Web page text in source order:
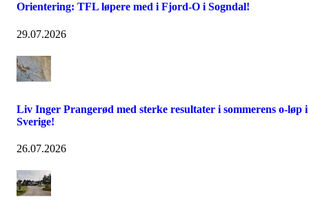
Orientering: TFL løpere med i Fjord-O i Sogndal!
29.07.2026
Liv Inger Prangerød med sterke resultater i sommerens o-løp i
Sverige!
26.07.2026